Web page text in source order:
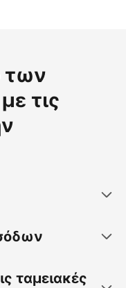
των
τις
ταμειακές